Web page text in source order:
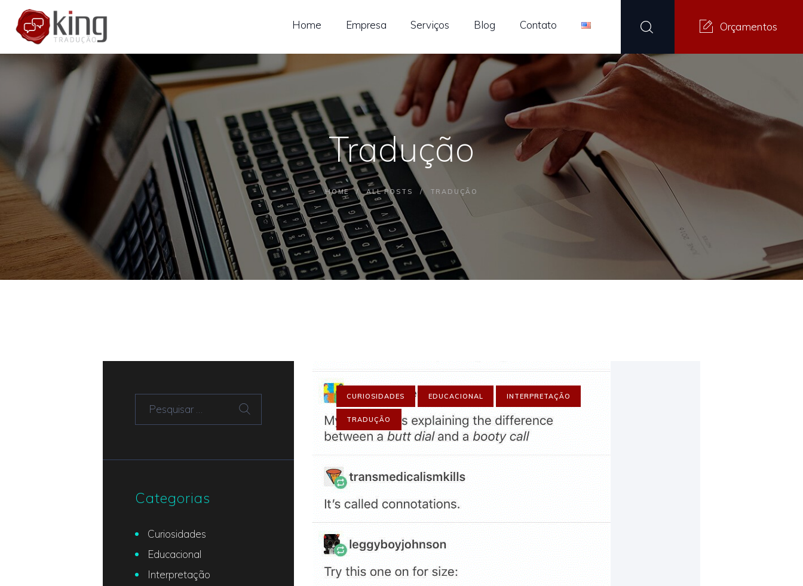
Home Empresa Serviços Blog Contato Orçamentos
Tradução
HOME ALL POSTS TRADUÇÃO
HOME
EMPRESA
SERVIÇOS
BLOG
CONTATO
CURIOSIDADES EDUCACIONAL INTERPRETAÇÃO
TRADUÇÃO
Categorias
Curiosidades
Educacional
Interpretação